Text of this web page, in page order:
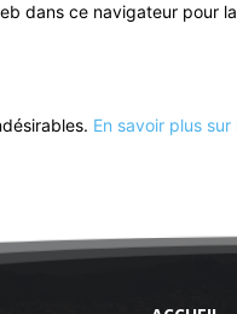
dans ce navigateur pour
En savoir plus